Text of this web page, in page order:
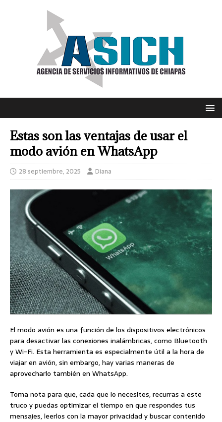
Estas son las ventajas de usar el
modo avión en WhatsApp
28 septiembre, 2025 Diana
El modo avión es una función de los dispositivos electrónicos
para desactivar las conexiones inalámbricas, como Bluetooth
y Wi-Fi. Esta herramienta es especialmente útil a la hora de
viajar en avión, sin embargo, hay varias maneras de
aprovecharlo también en WhatsApp.
Toma nota para que, cada que lo necesites, recurras a este
truco y puedas optimizar el tiempo en que respondes tus
mensajes, leerlos con la mayor privacidad y buscar contenido